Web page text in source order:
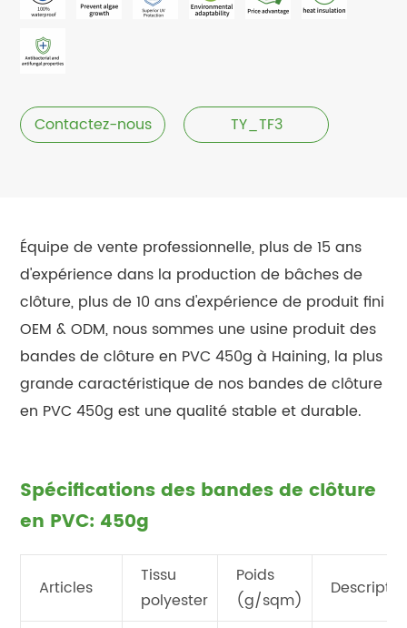
Contactez-nous TY_TF3
Équipe de vente professionnelle, plus de 15 ans
d'expérience dans la production de bâches de
clôture, plus de 10 ans d'expérience de produit fini
OEM & ODM, nous sommes une usine produit des
bandes de clôture en PVC 450g à Haining, la plus
grande caractéristique de nos bandes de clôture
en PVC 450g est une qualité stable et durable.
Spécifications des bandes de clôture
en PVC: 450g
Articles
Tissu
polyester
Poids
(g/sqm)